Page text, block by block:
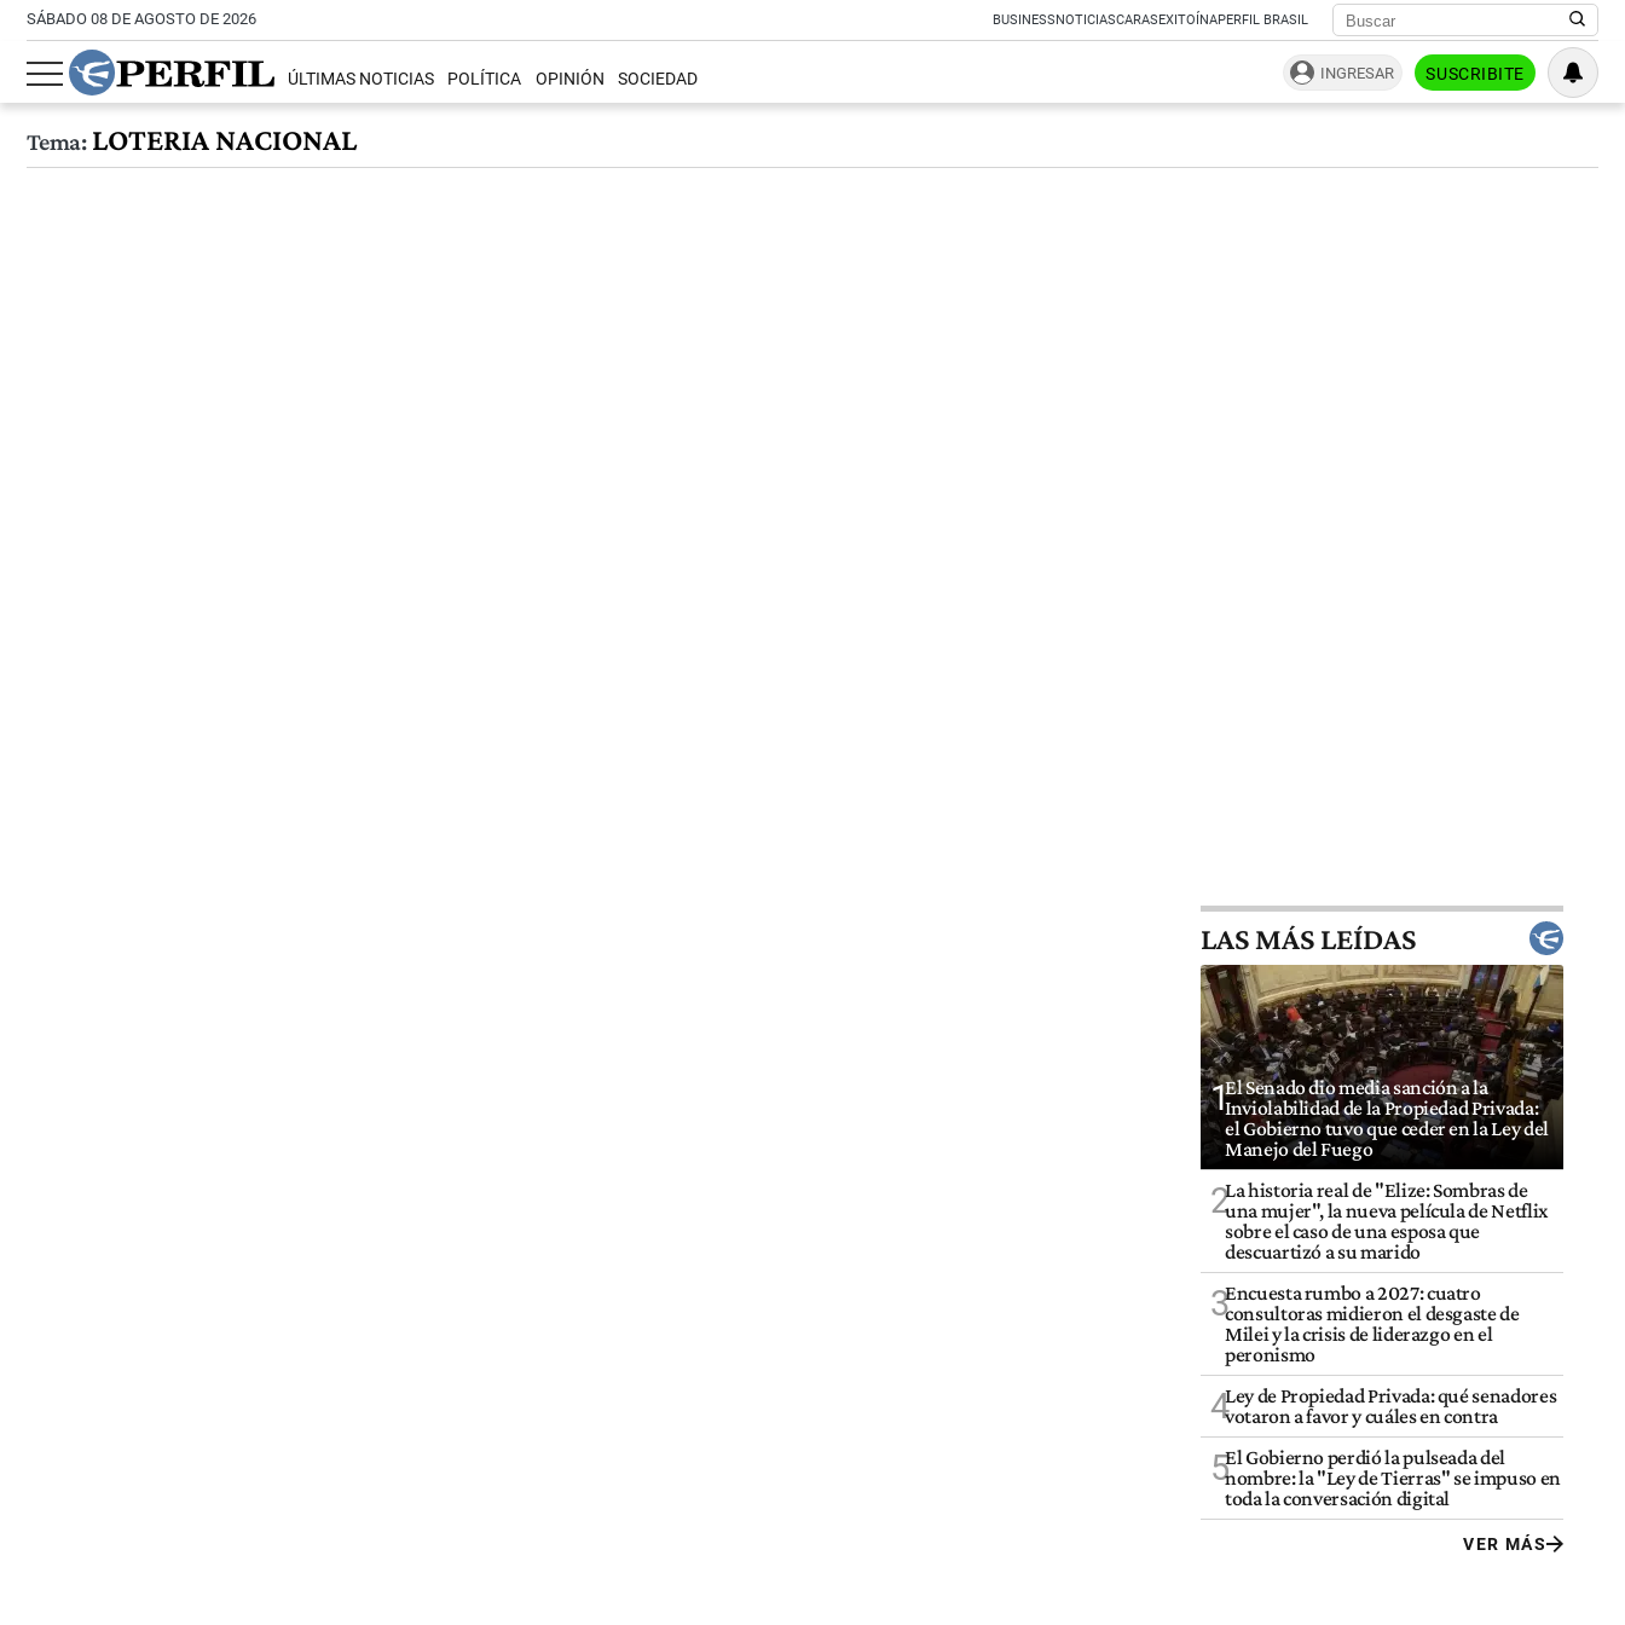
SÁBADO 08 DE AGOSTO DE 2026 BUSINESSNOTICIASCARASEXITOÍNAPERFIL BRASIL
ÚLTIMAS NOTICIAS POLÍTICA OPINIÓN SOCIEDAD INGRESAR SUSCRIBITE
Tema:LOTERIA NACIONAL
LAS MÁS LEÍDAS
1El Senado dio media sanción a la
Inviolabilidad de la Propiedad Privada:
el Gobierno tuvo que ceder en la Ley del
Manejo del Fuego
2La historia real de "Elize: Sombras de
una mujer", la nueva película de Netflix
sobre el caso de una esposa que
descuartizó a su marido
3Encuesta rumbo a 2027: cuatro
consultoras midieron el desgaste de
Milei y la crisis de liderazgo en el
peronismo
4Ley de Propiedad Privada: qué senadores
votaron a favor y cuáles en contra
5El Gobierno perdió la pulseada del
nombre: la "Ley de Tierras" se impuso en
toda la conversación digital
VER MÁS